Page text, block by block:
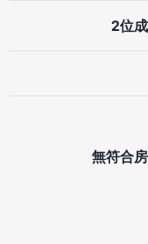
2位
無符合